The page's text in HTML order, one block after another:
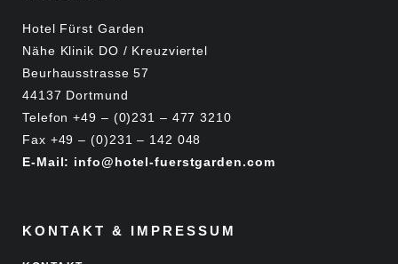
Hotel Fürst Garden
Nähe Klinik DO / Kreuzviertel
Beurhausstrasse 57
44137 Dortmund
Telefon +49 – (0)231 – 477 3210
Fax +49 – (0)231 – 142 048
E-Mail: info@hotel-fuerstgarden.com
KONTAKT & IMPRESSUM